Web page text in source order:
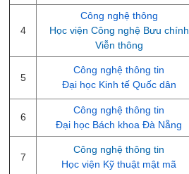
4
Công nghệ thông
Học viện Công nghệ Bưu chính
Viễn thông
5
Công nghệ thông tin
Đại học Kinh tế Quốc dân
6
Công nghệ thông tin
Đại học Bách khoa Đà Nẵng
7
Công nghệ thông tin
Học viện Kỹ thuật mật mã